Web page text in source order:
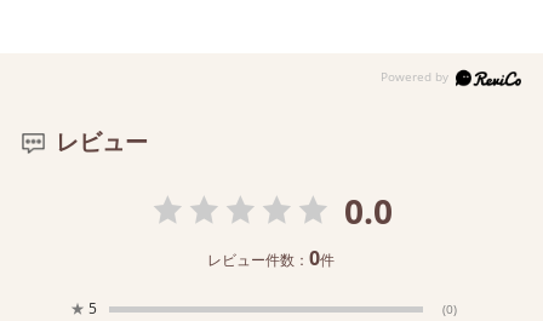
レビュー
0.0
レビュー件数：0件
★ 5 (0)